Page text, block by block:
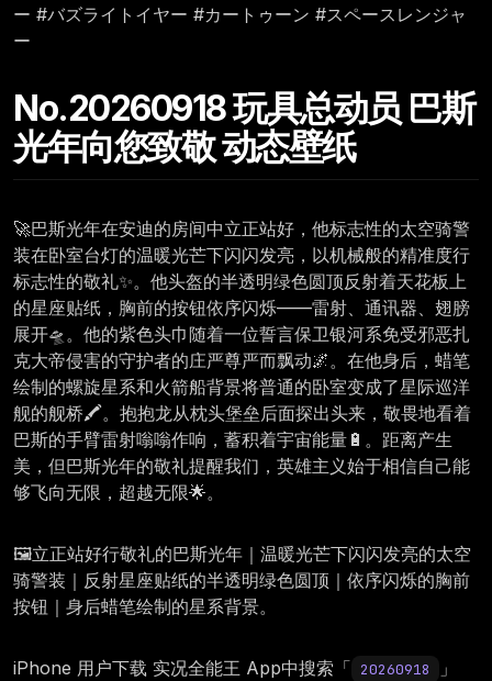
ー #バズライトイヤー #カートゥーン #スペースレンジャ
ー
No.20260918 玩具总动员 巴斯
光年向您致敬 动态壁纸
🚀巴斯光年在安迪的房间中立正站好，他标志性的太空骑警
装在卧室台灯的温暖光芒下闪闪发亮，以机械般的精准度行
标志性的敬礼✨。他头盔的半透明绿色圆顶反射着天花板上
的星座贴纸，胸前的按钮依序闪烁——雷射、通讯器、翅膀
展开🛸。他的紫色头巾随着一位誓言保卫银河系免受邪恶扎
克大帝侵害的守护者的庄严尊严而飘动🌌。在他身后，蜡笔
绘制的螺旋星系和火箭船背景将普通的卧室变成了星际巡洋
舰的舰桥🖍️。抱抱龙从枕头堡垒后面探出头来，敬畏地看着
巴斯的手臂雷射嗡嗡作响，蓄积着宇宙能量🔋。距离产生
美，但巴斯光年的敬礼提醒我们，英雄主义始于相信自己能
够飞向无限，超越无限🌟。
🖼️立正站好行敬礼的巴斯光年｜温暖光芒下闪闪发亮的太空
骑警装｜反射星座贴纸的半透明绿色圆顶｜依序闪烁的胸前
按钮｜身后蜡笔绘制的星系背景。
iPhone 用户下载 实况全能王 App中搜索「 20260918 」